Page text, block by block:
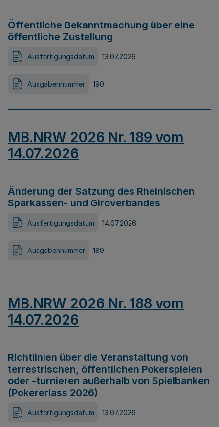
Öffentliche Bekanntmachung über eine
öffentliche Zustellung
Ausfertigungsdatum 13.07.2026
Ausgabennummer 190
MB.NRW 2026 Nr. 189 vom
14.07.2026
Änderung der Satzung des Rheinischen
Sparkassen- und Giroverbandes
Ausfertigungsdatum 14.07.2026
Ausgabennummer 189
MB.NRW 2026 Nr. 188 vom
14.07.2026
Richtlinien über die Veranstaltung von
terrestrischen, öffentlichen Pokerspielen
oder -turnieren außerhalb von Spielbanken
(Pokererlass 2026)
Ausfertigungsdatum 13.07.2026